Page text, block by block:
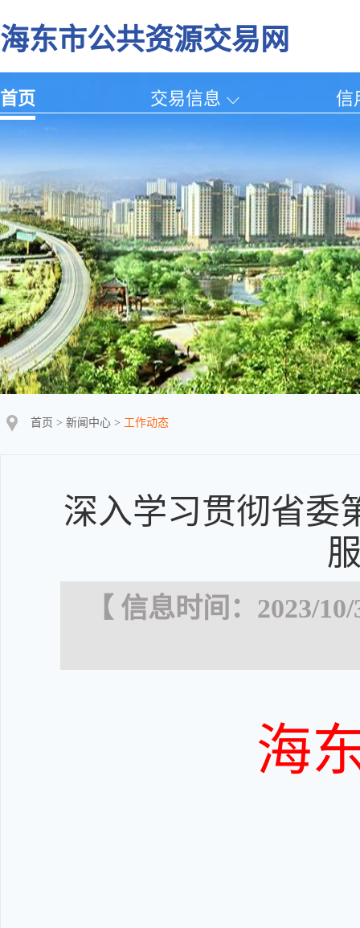
海东市公共资源交易网
首页 交易信息 信
首页 > 新闻中心 > 工作动态
深入学习贯彻省委
【 信息时间：2023/
海